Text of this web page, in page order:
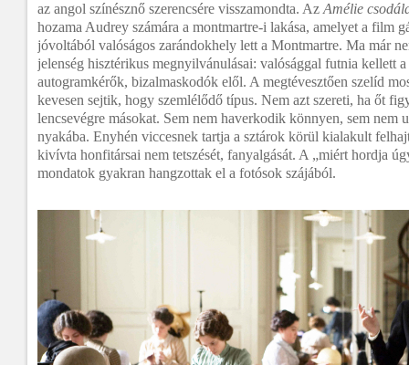
az angol színésznő szerencsére visszamondta. Az Amélie
hozama Audrey számára a montmartre-i lakása, amelyet a film
jóvoltából valóságos zarándokhely lett a Montmartre. Ma már
jelenség hisztérikus megnyilvánulásai: valósággal futnia kellett
autogramkérők, bizalmaskodók elől. A megtévesztően szelíd
kevesen sejtik, hogy szemlélődő típus. Nem azt szereti, ha őt
lencsevégre másokat. Sem nem haverkodik könnyen, sem nem
nyakába. Enyhén viccesnek tartja a sztárok körül kialakult
kivívta honfitársai nem tetszését, fanyalgását. A „miért hordja
mondatok gyakran hangzottak el a fotósok szájából.